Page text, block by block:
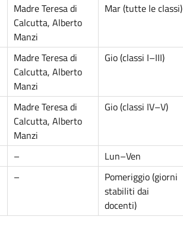
Madre Teresa di
Calcutta, Alberto
Manzi
Mar (tutte le classi)
Madre Teresa di
Calcutta, Alberto
Manzi
Gio (classi I–III)
Madre Teresa di
Calcutta, Alberto
Manzi
Gio (classi IV–V)
– Lun–Ven
–
Pomeriggio (giorni
stabiliti dai
docenti)